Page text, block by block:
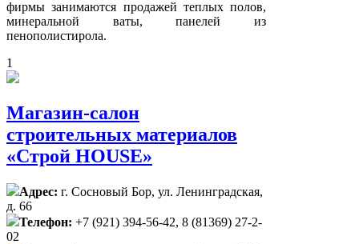
фирмы занимаются продажей теплых полов,
минеральной ваты, панелей из
пенополистирола.
1
Магазин-салон
строительных материалов
«Строй HOUSE»
Адрес: г. Сосновый Бор, ул. Ленинградская,
д. 66
Телефон: +7 (921) 394-56-42, 8 (81369) 27-2-
02